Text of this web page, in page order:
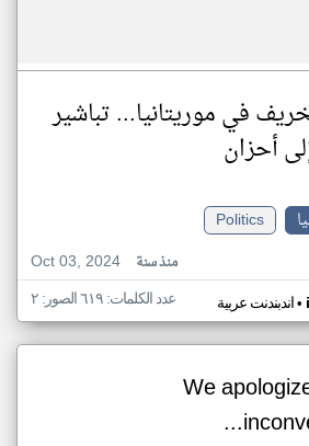
في موريتانيا... تباشير
أحزان
Politics
Oct 03, 2024
منذ سنة
اندبندنت عربية• عدد الكلمات: ٦١٩ الصور: ٢
We